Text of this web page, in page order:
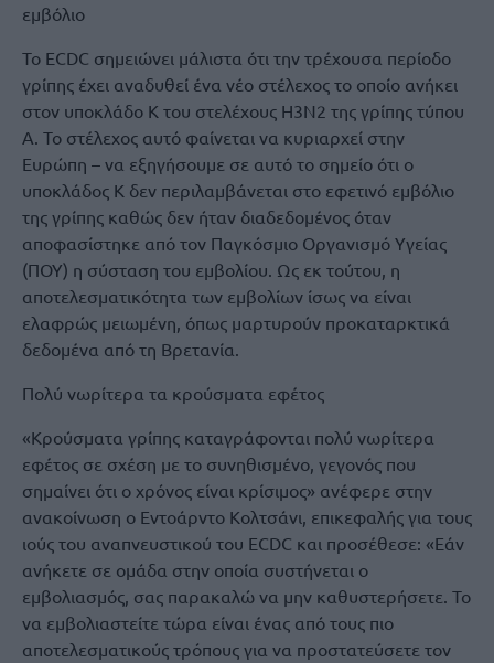
εμβόλιο
Το ΕCDC σημειώνει μάλιστα ότι την τρέχουσα περίοδο
γρίπης έχει αναδυθεί ένα νέο στέλεχος το οποίο ανήκει
στον υποκλάδο Κ του στελέχους Η3Ν2 της γρίπης τύπου
Α. Το στέλεχος αυτό φαίνεται να κυριαρχεί στην
Ευρώπη – να εξηγήσουμε σε αυτό το σημείο ότι ο
υποκλάδος Κ δεν περιλαμβάνεται στο εφετινό εμβόλιο
της γρίπης καθώς δεν ήταν διαδεδομένος όταν
αποφασίστηκε από τον Παγκόσμιο Οργανισμό Υγείας
(ΠΟΥ) η σύσταση του εμβολίου. Ως εκ τούτου, η
αποτελεσματικότητα των εμβολίων ίσως να είναι
ελαφρώς μειωμένη, όπως μαρτυρούν προκαταρκτικά
δεδομένα από τη Βρετανία.
Πολύ νωρίτερα τα κρούσματα εφέτος
«Κρούσματα γρίπης καταγράφονται πολύ νωρίτερα
εφέτος σε σχέση με το συνηθισμένο, γεγονός που
σημαίνει ότι ο χρόνος είναι κρίσιμος» ανέφερε στην
ανακοίνωση ο Εντοάρντο Κολτσάνι, επικεφαλής για τους
ιούς του αναπνευστικού του ECDC και προσέθεσε: «Εάν
ανήκετε σε ομάδα στην οποία συστήνεται ο
εμβολιασμός, σας παρακαλώ να μην καθυστερήσετε. Το
να εμβολιαστείτε τώρα είναι ένας από τους πιο
αποτελεσματικούς τρόπους για να προστατεύσετε τον